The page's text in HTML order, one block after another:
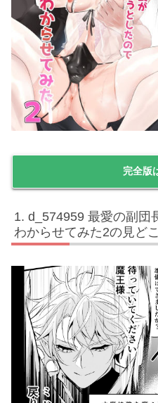
完全版
d_574959 最愛の副団
わからせてみた2の見ど